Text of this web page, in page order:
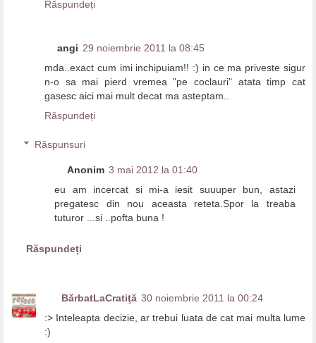
Răspundeți
angi 29 noiembrie 2011 la 08:45
mda..exact cum imi inchipuiam!! :) in ce ma priveste sigur
n-o sa mai pierd vremea "pe coclauri" atata timp cat
gasesc aici mai mult decat ma asteptam..
Răspundeți
Răspunsuri
Anonim 3 mai 2012 la 01:40
eu am incercat si mi-a iesit suuuper bun, astazi
pregatesc din nou aceasta reteta.Spor la treaba
tuturor ...si ..pofta buna !
Răspundeți
BărbatLaCratiţă 30 noiembrie 2011 la 00:24
:> Inteleapta decizie, ar trebui luata de cat mai multa lume
:)